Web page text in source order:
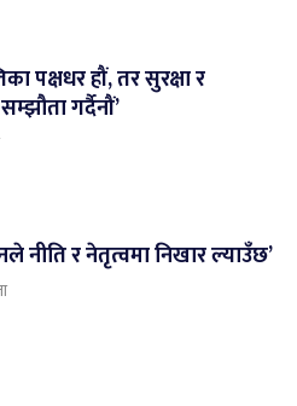
पक्षधर हौं, तर सुरक्षा र
गर्दैनौं’
नीति र नेतृत्वमा निखार ल्याउँछ’